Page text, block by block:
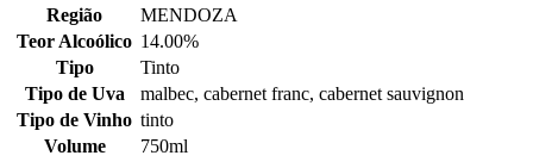
Região
MENDOZA
Teor Alcoólico 14.00%
Tipo
Tinto
Tipo de Uva
malbec, cabernet franc, cabernet sauvignon
Tipo de Vinho tinto
Volume
750ml